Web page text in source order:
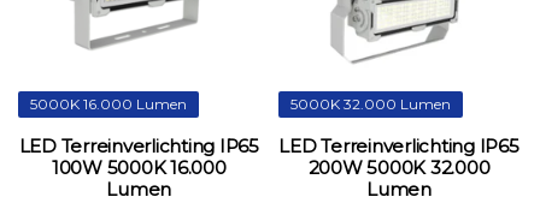
5000K 16.000 Lumen
LED Terreinverlichting IP65
100W 5000K 16.000
Lumen
5000K 32.000 Lumen
LED Terreinverlichting IP65
200W 5000K 32.000
Lumen